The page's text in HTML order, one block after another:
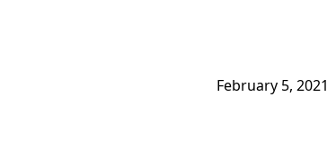
February 5, 2021